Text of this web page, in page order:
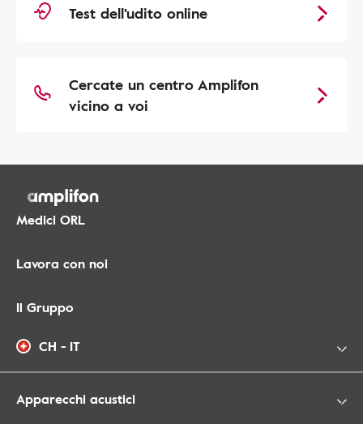
Test dell'udito online
Cercate un centro Amplifon
vicino a voi
Medici ORL
Lavora con noi
Il Gruppo
CH - IT
Apparecchi acustici